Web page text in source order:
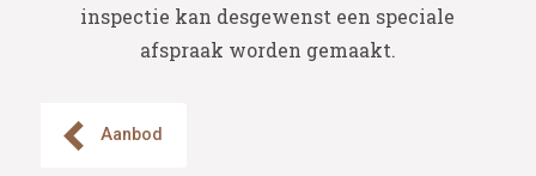
inspectie kan desgewenst een speciale
afspraak worden gemaakt.
Aanbod